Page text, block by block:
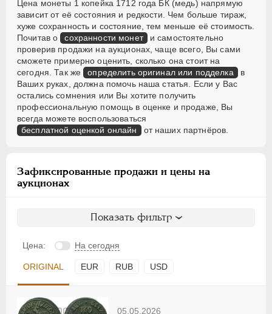
Цена монеты 1 копейка 1712 года БК (медь) напрямую
зависит от её состояния и редкости. Чем больше тираж,
хуже сохранность и состояние, тем меньше её стоимость.
Почитав о сохранности монет и самостоятельно
проверив продажи на аукционах, чаще всего, Вы сами
сможете примерно оценить, сколько она стоит на
сегодня. Так же определить оригинал или подделка в
Ваших руках, должна помочь наша статья. Если у Вас
остались сомнения или Вы хотите получить
профессиональную помощь в оценке и продаже, Вы
всегда можете воспользоваться
бесплатной оценкой онлайн от наших партнёров.
Зафиксированные продажи и цены на
аукционах
Показать фильтр
Цена: На сегодня
ORIGINAL EUR RUB USD
05.05.2026